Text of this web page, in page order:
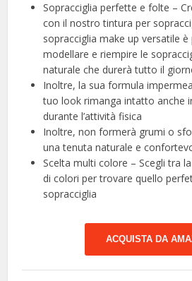
Sopracciglia perfette e folte –
con il nostro tintura per
sopracciglia make up versatile
modellare e riempire le
naturale che durerà tutto il
Inoltre, la sua formula
tuo look rimanga intatto anche
durante l’attività fisica
Inoltre, non formerà grumi o
una tenuta naturale e
Scelta multi colore – Scegli tra
di colori per trovare quello
sopracciglia
ACQUISTA DA